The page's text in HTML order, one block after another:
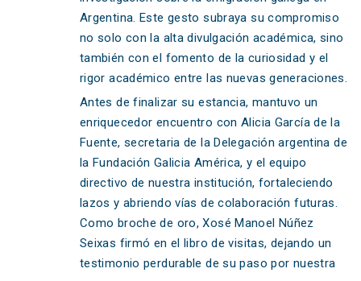
Argentina. Este gesto subraya su compromiso
no solo con la alta divulgación académica, sino
también con el fomento de la curiosidad y el
rigor académico entre las nuevas generaciones.
Antes de finalizar su estancia, mantuvo un
enriquecedor encuentro con Alicia García de la
Fuente, secretaria de la Delegación argentina de
la Fundación Galicia América, y el equipo
directivo de nuestra institución, fortaleciendo
lazos y abriendo vías de colaboración futuras.
Como broche de oro, Xosé Manoel Núñez
Seixas firmó en el libro de visitas, dejando un
testimonio perdurable de su paso por nuestra